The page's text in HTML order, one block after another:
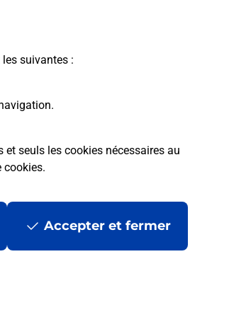
suivantes :
seuls les cookies nécessaires au
cookies.
Accepter et fermer
?